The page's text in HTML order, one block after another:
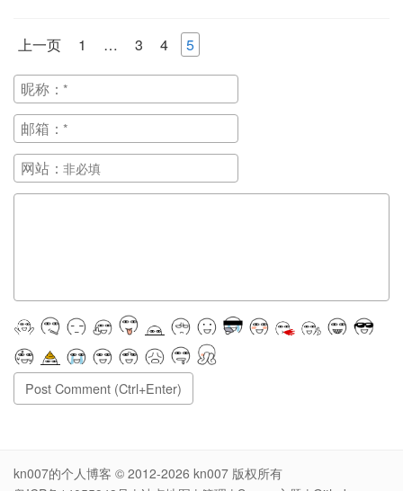
上一页 1 … 3 4 5
昵称：
邮箱：
网站：
kn007的个人博客 © 2012-2026 kn007 版权所有